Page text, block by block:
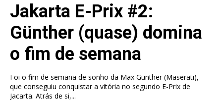
Jakarta E-Prix #2:
Günther (quase) domina
o fim de semana
Foi o fim de semana de sonho da Max Günther (Maserati),
que conseguiu conquistar a vitória no segundo E-Prix de
Jacarta. Atrás de si,...